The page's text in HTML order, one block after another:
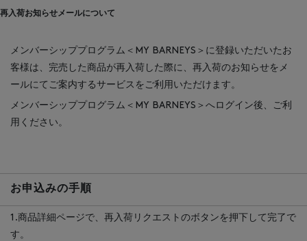
再入荷お知らせメールについて
メンバーシッププログラム＜MY BARNEYS＞に登録いただいたお
客様は、完売した商品が再入荷した際に、再入荷のお知らせをメ
ールにてご案内するサービスをご利用いただけます。
メンバーシッププログラム＜MY BARNEYS＞へログイン後、ご利
用ください。
お申込みの手順
1.商品詳細ページで、再入荷リクエストのボタンを押下して完了で
す。